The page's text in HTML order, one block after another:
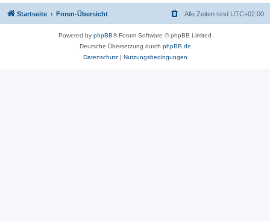
Startseite Foren-Übersicht Alle Zeiten sind UTC+02:00
Powered by phpBB® Forum Software © phpBB Limited
Deutsche Übersetzung durch phpBB.de
Datenschutz| Nutzungsbedingungen